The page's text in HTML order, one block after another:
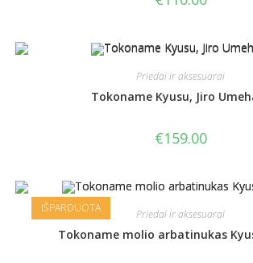
Priedai ir aksesuarai
Tokoname Kyusu, Jiro
€159.00
IŠPARDUOTA Priedai ir aksesuarai
Tokoname molio arbatinukas